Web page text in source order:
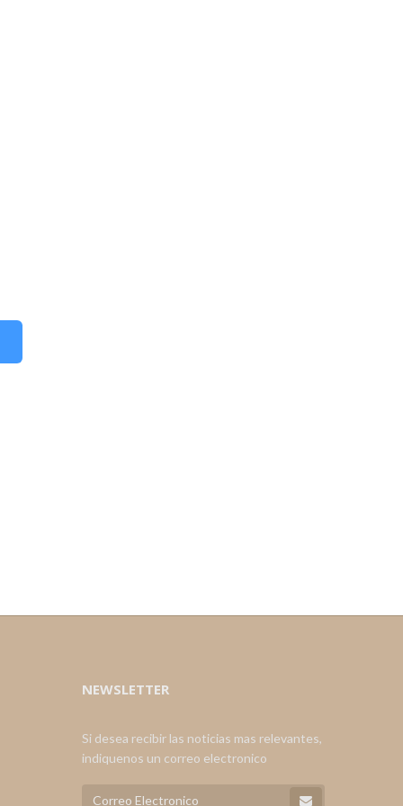
NEWSLETTER
Si desea recibir las noticias mas relevantes,
indiquenos un correo electronico